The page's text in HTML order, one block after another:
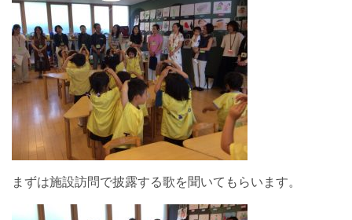
まずは施設訪問で披露する歌を聞いてもらいます。